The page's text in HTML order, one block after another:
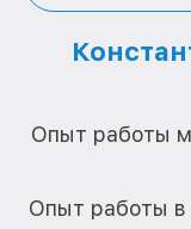
Опыт работы
Опыт работы